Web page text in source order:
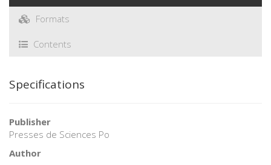
Formats
Contents
Specifications
Publisher
Presses de Sciences Po
Author